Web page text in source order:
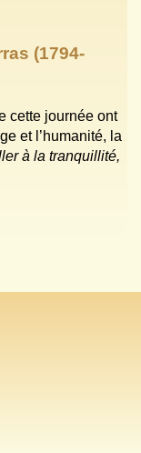
(1794-
cette journée ont
et l’humanité, la
à la tranquillité,